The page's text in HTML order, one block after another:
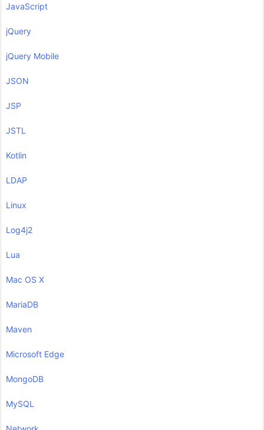
JavaScript
jQuery
jQuery Mobile
JSON
JSP
JSTL
Kotlin
LDAP
Linux
Log4j2
Lua
Mac OS X
MariaDB
Maven
Microsoft Edge
MongoDB
MySQL